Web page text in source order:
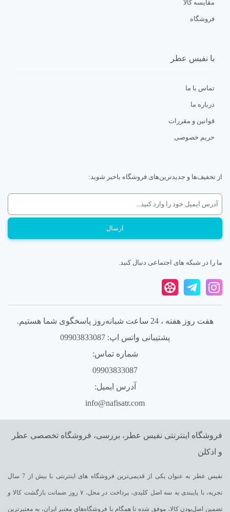
مقایسه کالا
فروشگاه
با نفیس عطر
تماس با ما
درباره ما
قوانین و مقررات
حریم خصوصی
از تخفیف‌ها و جدیدترین‌های فروشگاه باخبر شوید:
ما را در شبکه های اجتماعی دنبال کنید.
هفت روز هفته ، 24 ساعت شبانه‌روز پاسخگوی شما هستیم.
پشتیبانی واتس اپ: 09903833087
شماره تماس:
09903833087
آدرس ایمیل:
info@nafisatr.com
فروشگاه اینترنتی نفیس عطر، بررسی، فروشگاه تخصصی عطر
و ادکلن
نفیس عطر به عنوان یکی از قدیمی‌ترین فروشگاه های اینترنتی با بیش از 7 سال
تجربه، با پایبندی به سه اصل کلیدی، پرداخت در محل، ۷ روز ضمانت بازگشت کالا و
تضمین اصل‌بودن کالا، موفق شده تا همگام با فروشگاه‌های معتبر ایران، به معتبرترین